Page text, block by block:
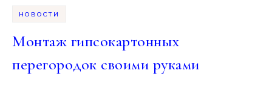
НОВОСТИ
Монтаж гипсокартонных
перегородок своими руками